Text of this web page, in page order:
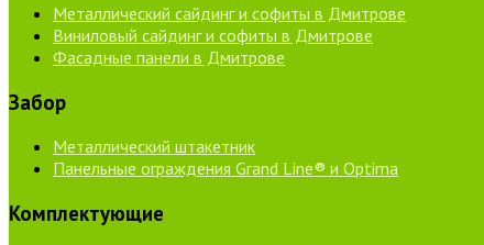
Металлический сайдинг и софиты в Дмитрове
Виниловый сайдинг и софиты в Дмитрове
Фасадные панели в Дмитрове
Забор
Металлический штакетник
Панельные ограждения Grand Line® и Optima
Комплектующие